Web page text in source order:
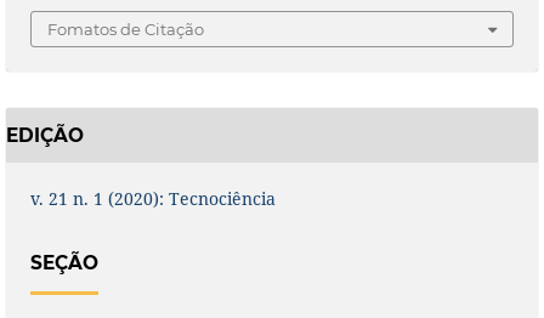
Fomatos de Citação
EDIÇÃO
v. 21 n. 1 (2020): Tecnociência
SEÇÃO